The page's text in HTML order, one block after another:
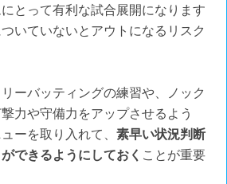
とって有利な試合展開になります
いていないとアウトになるリスク
ーバッティングの練習や、ノック
力や守備力をアップさせるよう
ーを取り入れて、 素早い状況判断
できるようにしておく ことが重要